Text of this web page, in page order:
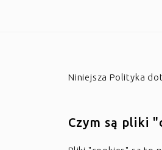
Niniejsza Polityka
Czym są pliki